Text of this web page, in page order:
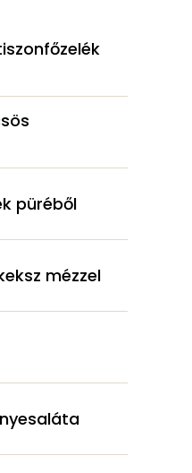
püréből
mézzel